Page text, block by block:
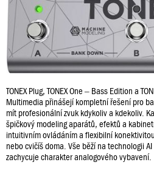
TONEX Plug, TONEX One – Bass Edition a
Multimedia přinášejí kompletní řešení pro
mít profesionální zvuk kdykoliv a kdekoliv.
špičkový modeling aparátů, efektů a
intuitivním ovládáním a flexibilní
nebo cvičíš doma. Vše běží na technologii
zachycuje charakter analogového vybavení.